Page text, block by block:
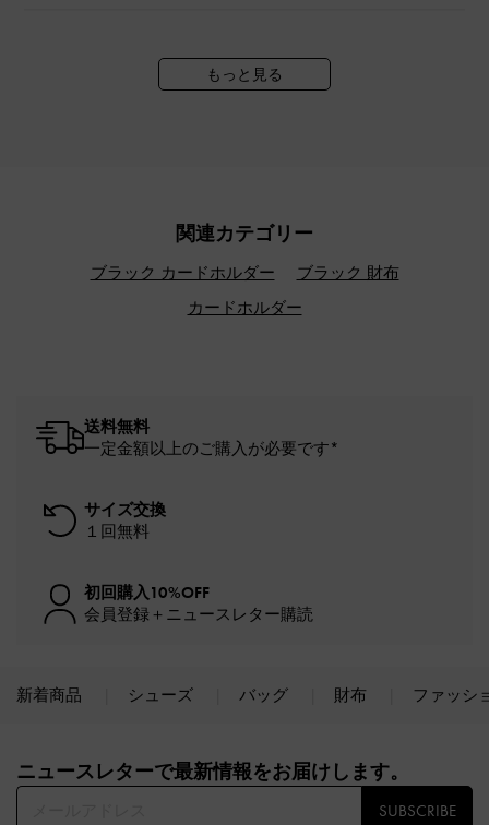
もっと見る
関連カテゴリー
ブラック カードホルダー
ブラック 財布
カードホルダー
送料無料
一定金額以上のご購入が必要です*
サイズ交換
１回無料
初回購入10%OFF
会員登録＋ニュースレター購読
新着商品 シューズ バッグ 財布 ファッシ
ニュースレターで最新情報をお届けします。​
SUBSCRIBE